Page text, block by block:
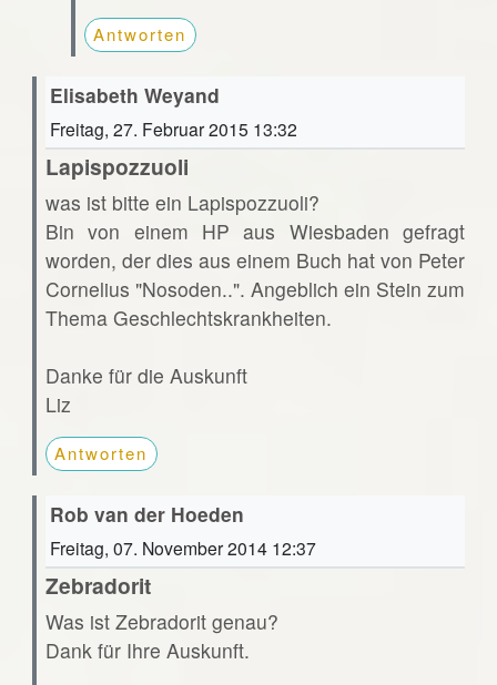
Antworten
Elisabeth Weyand
Freitag, 27. Februar 2015 13:32
Lapispozzuoli
was ist bitte ein Lapispozzuoli?
Bin von einem HP aus Wiesbaden gefragt
worden, der dies aus einem Buch hat von Peter
Cornelius "Nosoden..". Angeblich ein Stein zum
Thema Geschlechtskrankheiten.
Danke für die Auskunft
Liz
Antworten
Rob van der Hoeden
Freitag, 07. November 2014 12:37
Zebradorit
Was ist Zebradorit genau?
Dank für Ihre Auskunft.